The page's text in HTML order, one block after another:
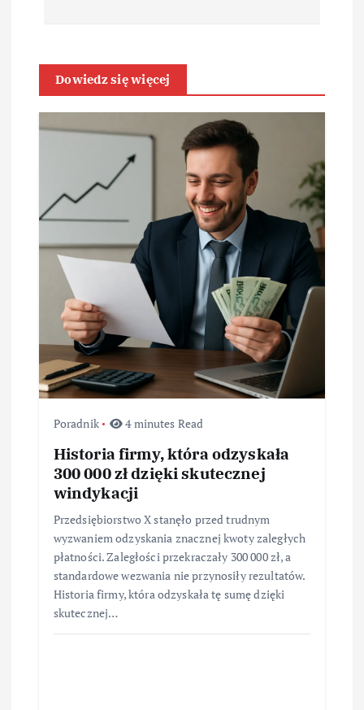
a
c
w
p
s
u
Dowiedz się więcej
Poradnik 4 minutes Read
Historia firmy, która odzyskała
300 000 zł dzięki skutecznej
windykacji
Przedsiębiorstwo X stanęło przed trudnym
wyzwaniem odzyskania znacznej kwoty zaległych
płatności. Zaległości przekraczały 300 000 zł, a
standardowe wezwania nie przynosiły rezultatów.
Historia firmy, która odzyskała tę sumę dzięki
skutecznej…